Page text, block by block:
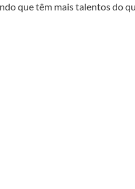
que têm mais talentos do